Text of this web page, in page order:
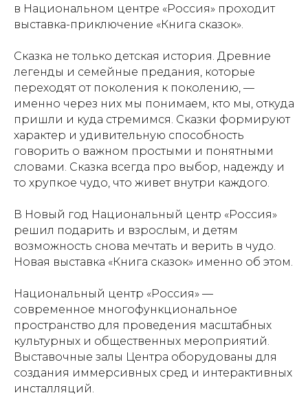
в Национальном центре «Россия» проходит
выставка-приключение «Книга сказок».
Сказка не только детская история. Древние
легенды и семейные предания, которые
переходят от поколения к поколению, —
именно через них мы понимаем, кто мы, откуда
пришли и куда стремимся. Сказки формируют
характер и удивительную способность
говорить о важном простыми и понятными
словами. Сказка всегда про выбор, надежду и
то хрупкое чудо, что живет внутри каждого.
В Новый год Национальный центр «Россия»
решил подарить и взрослым, и детям
возможность снова мечтать и верить в чудо.
Новая выставка «Книга сказок» именно об этом.
Национальный центр «Россия» —
современное многофункциональное
пространство для проведения масштабных
культурных и общественных мероприятий.
Выставочные залы Центра оборудованы для
создания иммерсивных сред и интерактивных
инсталляций.